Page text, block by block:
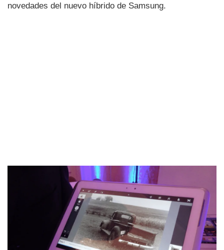
novedades del nuevo hí­brido de Samsung.